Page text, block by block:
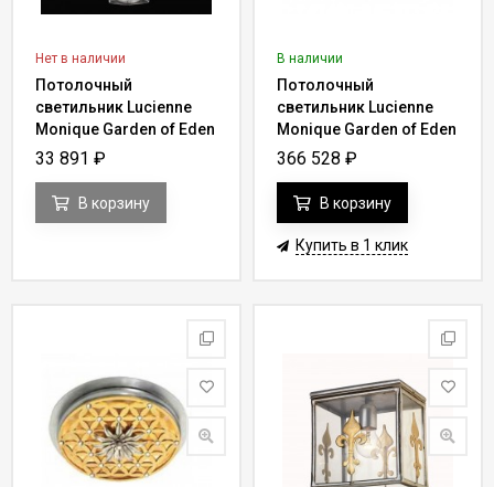
Нет в наличии
Потолочный
светильник Lucienne
Monique Garden of Eden
Y 63
33 891 ₽
В корзину
В наличии
Потолочный
светильник Lucienne
Monique Garden of Eden
Y 69
366 528 ₽
В корзину
Купить в 1 клик